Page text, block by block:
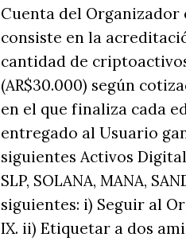
Cuenta del Organizador
consiste en la
cantidad de
(AR$30.000) según
en el que finaliza cada
entregado al Usuario
siguientes Activos
SLP, SOLANA, MANA,
siguientes: i) Seguir al
IX. ii) Etiquetar a dos